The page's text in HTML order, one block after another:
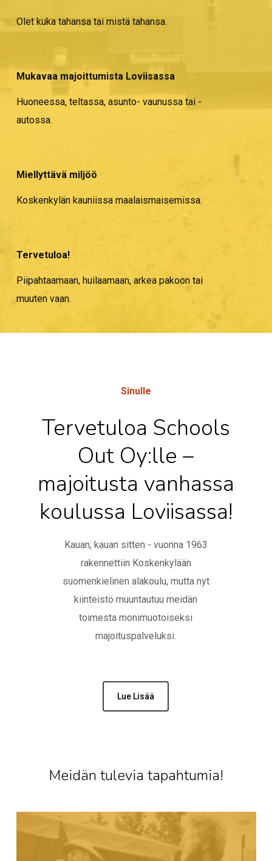
Olet kuka tahansa tai mistä tahansa.
Mukavaa majoittumista Loviisassa
Huoneessa, teltassa, asunto- vaunussa tai -
autossa.
Miellyttävä miljöö
Koskenkylän kauniissa maalaismaisemissa.
Tervetuloa!
Piipahtaamaan, huilaamaan, arkea pakoon tai
muuten vaan.
Sinulle
Tervetuloa Schools
Out Oy:lle –
majoitusta vanhassa
koulussa Loviisassa!
Kauan, kauan sitten - vuonna 1963
rakennettiin Koskenkylään
suomenkielinen alakoulu, mutta nyt
kiinteistö muuntautuu meidän
toimesta monimuotoiseksi
majoituspalveluksi.
Lue Lisää
Meidän tulevia tapahtumia!